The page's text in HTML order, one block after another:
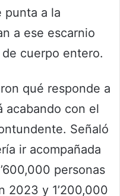
punta a la
a ese escarnio
cuerpo entero.
qué responde a
acabando con el
Señaló
ir acompañada
personas
2023 y 1’200,000